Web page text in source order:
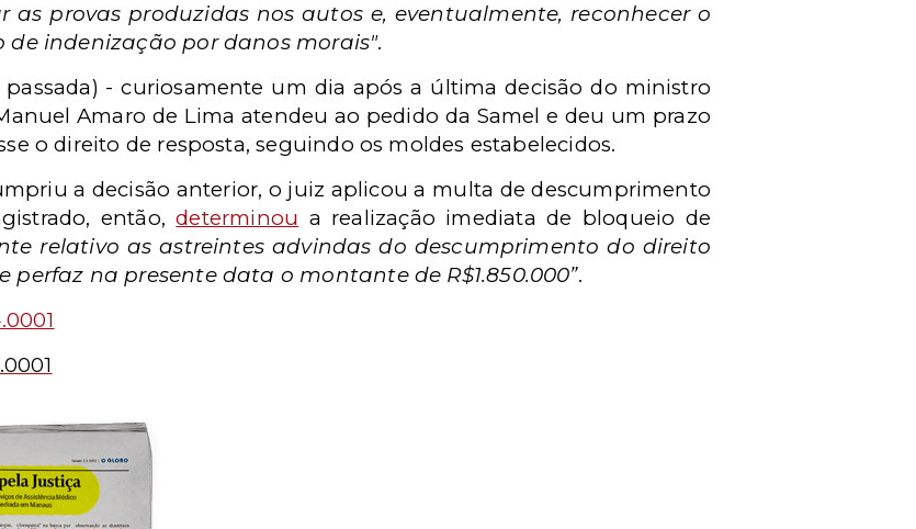
as provas produzidas nos autos e, eventualmente, reconhecer o
de indenização por danos morais".
- curiosamente um dia após a última decisão do ministro
Amaro de Lima atendeu ao pedido da Samel e deu um prazo
o direito de resposta, seguindo os moldes estabelecidos.
a decisão anterior, o juiz aplicou a multa de descumprimento
então,determinou a realização imediata de bloqueio de
relativo as astreintes advindas do descumprimento do direito
na presente data o montante de R$1.850.000”.